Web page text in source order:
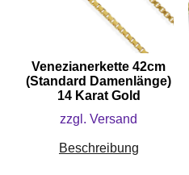
Venezianerkette 42cm
(Standard Damenlänge)
14 Karat Gold
zzgl. Versand
Beschreibung